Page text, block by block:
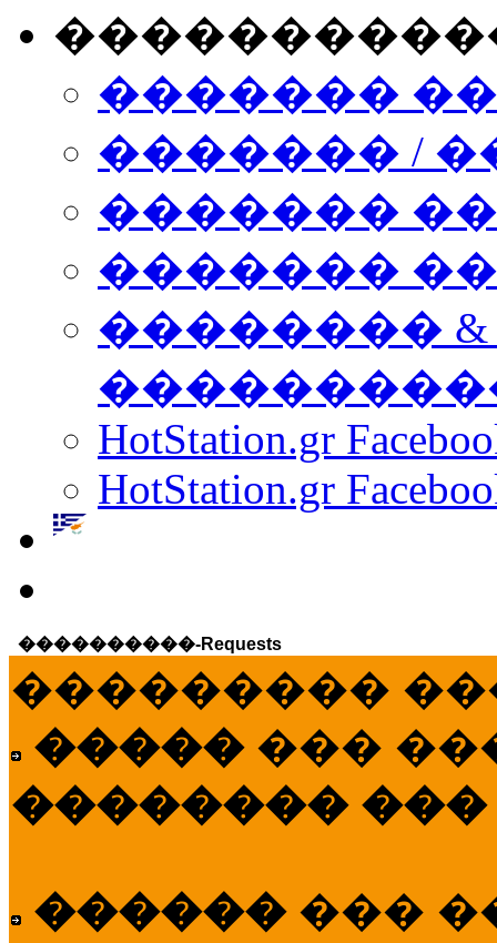
�������
������� /
�������
������� ���
��������
HotStation.gr
HotStation.gr
����������-Requests
���������
����� ���
��������
������ ���